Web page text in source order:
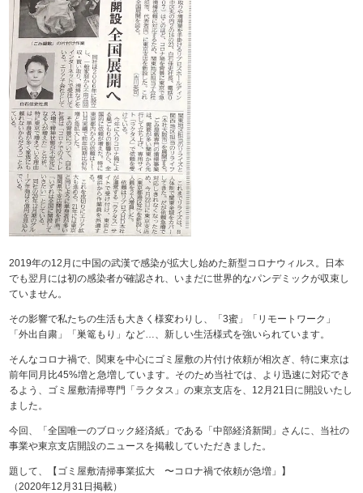
2019年の12月に中国の武漢で感染が拡大し始めた新型コロナウィルス。日本
でも翌月には初の感染者が確認され、いまだに世界的なパンデミックが収束し
ていません。
その影響で私たちの生活も大きく様変わりし、「3蜜」「リモートワーク」
「外出自粛」「巣篭もり」など…、新しい生活様式を強いられています。
そんなコロナ禍で、関東を中心にゴミ屋敷の片付け依頼が相次ぎ、特に東京は
前年同月比45%増と急増しています。そのため当社では、より迅速に対応でき
るよう、ゴミ屋敷清掃専門「ラクタス」の東京支店を、12月21日に開設いたし
ました。
今回、「全国唯一のブロック経済紙」である「中部経済新聞」さんに、当社の
事業や東京支店開設のニュースを掲載していただきました。
題して、【ゴミ屋敷清掃事業拡大 〜コロナ禍で依頼が急増」】
（2020年12月31日掲載）